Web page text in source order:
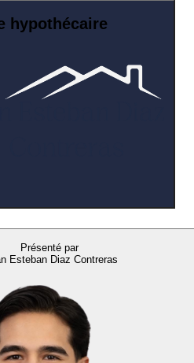
hypothécaire
Présenté par
Esteban Diaz Contreras